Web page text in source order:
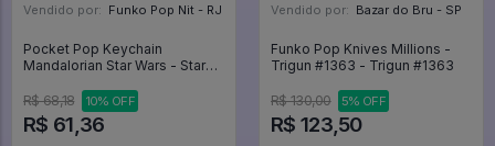
Vendido por: Funko Pop Nit - RJ
Pocket Pop Keychain
Mandalorian Star Wars - Star
R$ 68,18
10% OFF
R$ 61,36
Vendido por: Bazar do Bru - SP
Funko Pop Knives Millions -
Trigun #1363 - Trigun #1363
R$ 130,00 5% OFF
R$ 123,50